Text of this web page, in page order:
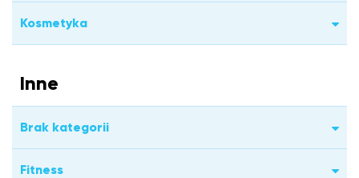
Kosmetyka
Inne
Brak kategorii
Fitness